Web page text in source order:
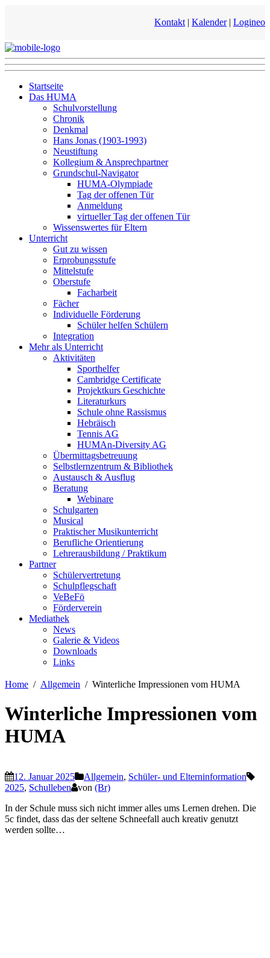
Kontakt | Kalender| Logineo
Startseite
Das HUMA
Schulvorstellung
Chronik
Denkmal
Hans Jonas (1903-1993)
Neustiftung
Kollegium & Ansprechpartner
Grundschul-Navigator
HUMA-Olympiade
Tag der offenen Tür
Anmeldung
virtueller Tag der offenen Tür
Wissenswertes für Eltern
Unterricht
Gut zu wissen
Erprobungsstufe
Mittelstufe
Oberstufe
Facharbeit
Fächer
Individuelle Förderung
Schüler helfen Schülern
Integration
Mehr als Unterricht
Aktivitäten
Sporthelfer
Cambridge Certificate
Projektkurs Geschichte
Literaturkurs
Schule ohne Rassismus
Hebräisch
Tennis AG
HUMAn-Diversity AG
Übermittagsbetreuung
Selbstlernzentrum & Bibliothek
Austausch & Ausflug
Beratung
Webinare
Schulgarten
Musical
Praktischer Musikunterricht
Berufliche Orientierung
Lehrerausbildung / Praktikum
Partner
Schülervertretung
Schulpflegschaft
VeBeFö
Förderverein
Mediathek
News
Galerie & Videos
Downloads
Links
Home Allgemein Winterliche Impressionen vom HUMA
Winterliche Impressionen vom
HUMA
12. Januar 2025 Allgemein, Schüler- und Elterninformation
2025, Schulleben von (Br)
In der Schule muss sich nicht immer alles ums Lernen drehen. Die
5c findet, dass das der seltene Schneefall auch kreativ genutzt
werden sollte…